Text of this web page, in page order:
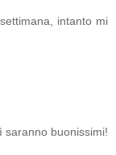
intanto mi
saranno buonissimi!